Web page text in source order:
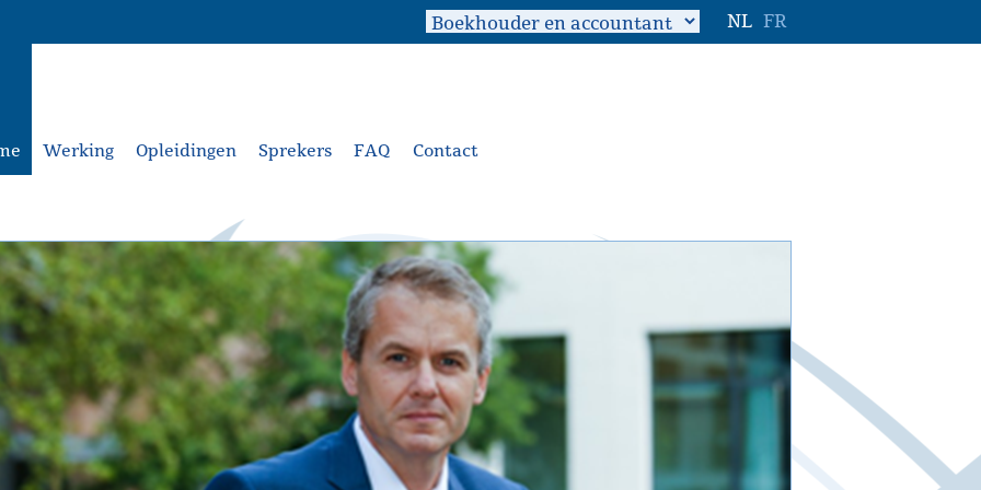
NL FR
Werking Opleidingen Sprekers FAQ Contact